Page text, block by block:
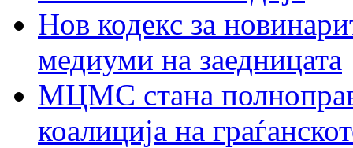
Нов кодекс за
медиуми на заедницата
МЦМС стана
коалиција на